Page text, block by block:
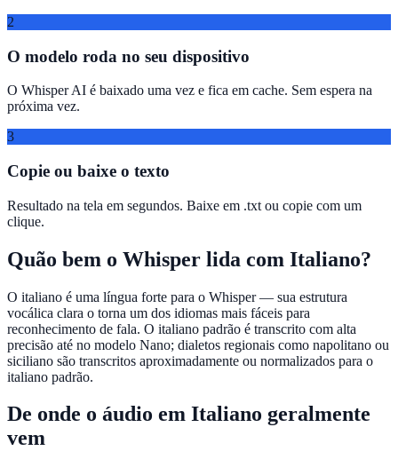
2
O modelo roda no seu dispositivo
O Whisper AI é baixado uma vez e fica em cache. Sem espera na
próxima vez.
3
Copie ou baixe o texto
Resultado na tela em segundos. Baixe em .txt ou copie com um
clique.
Quão bem o Whisper lida com Italiano?
O italiano é uma língua forte para o Whisper — sua estrutura
vocálica clara o torna um dos idiomas mais fáceis para
reconhecimento de fala. O italiano padrão é transcrito com alta
precisão até no modelo Nano; dialetos regionais como napolitano ou
siciliano são transcritos aproximadamente ou normalizados para o
italiano padrão.
De onde o áudio em Italiano geralmente
vem